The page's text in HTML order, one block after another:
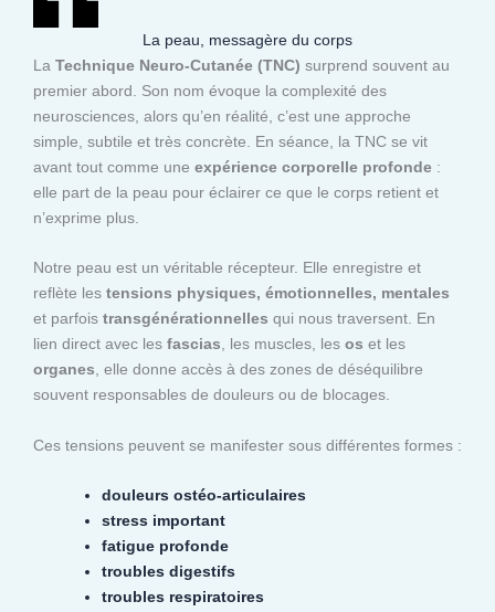
La peau, messagère du corps
La Technique Neuro-Cutanée (TNC) surprend souvent au
premier abord. Son nom évoque la complexité des
neurosciences, alors qu’en réalité, c’est une approche
simple, subtile et très concrète. En séance, la TNC se vit
avant tout comme une expérience corporelle profonde :
elle part de la peau pour éclairer ce que le corps retient et
n’exprime plus.
Notre peau est un véritable récepteur. Elle enregistre et
reflète les tensions physiques, émotionnelles, mentales
et parfois transgénérationnelles qui nous traversent. En
lien direct avec les fascias, les muscles, les os et les
organes, elle donne accès à des zones de déséquilibre
souvent responsables de douleurs ou de blocages.
Ces tensions peuvent se manifester sous différentes formes :
douleurs ostéo-articulaires
stress important
fatigue profonde
troubles digestifs
troubles respiratoires